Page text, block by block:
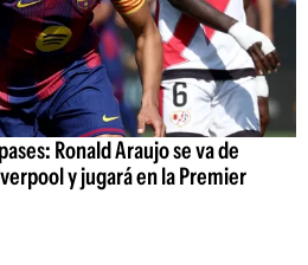
Ronald Araujo se va de
y jugará en la Premier